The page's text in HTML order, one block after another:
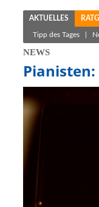
AKTUELLES
Tipp des Tages
NEWS